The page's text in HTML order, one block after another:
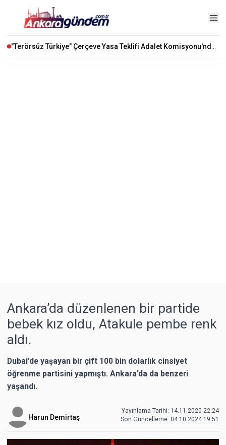
Ankara’da düzenlenen bir partide
bebek kız oldu, Atakule pembe renk
aldı.
Dubai’de yaşayan bir çift 100 bin dolarlık cinsiyet
öğrenme partisini yapmıştı. Ankara’da da benzeri
yaşandı.
Harun Demirtaş
Yayınlama Tarihi: 14.11.2020 22:24
Son Güncelleme: 04.10.2024 19:51